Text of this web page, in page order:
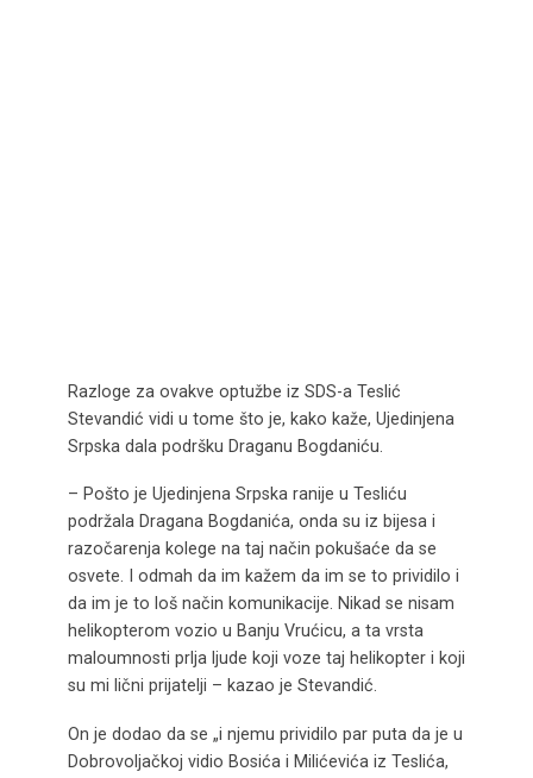
Razloge za ovakve optužbe iz SDS-a Teslić
Stevandić vidi u tome što je, kako kaže, Ujedinjena
Srpska dala podršku Draganu Bogdaniću.
– Pošto je Ujedinjena Srpska ranije u Tesliću
podržala Dragana Bogdanića, onda su iz bijesa i
razočarenja kolege na taj način pokušaće da se
osvete. I odmah da im kažem da im se to prividilo i
da im je to loš način komunikacije. Nikad se nisam
helikopterom vozio u Banju Vrućicu, a ta vrsta
maloumnosti prlja ljude koji voze taj helikopter i koji
su mi lični prijatelji – kazao je Stevandić.
On je dodao da se „i njemu prividilo par puta da je u
Dobrovoljačkoj vidio Bosića i Milićevića iz Teslića,